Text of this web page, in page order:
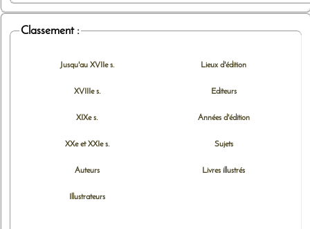
Classement :
Jusqu'au XVIIe s.
XVIIIe s.
XIXe s.
XXe et XXIe s.
Auteurs
Illustrateurs
Lieux d'édition
Editeurs
Années d'édition
Sujets
Livres illustrés